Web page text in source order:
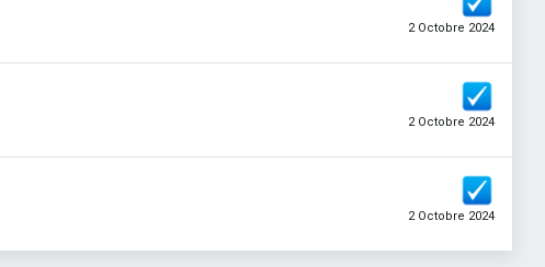
2 Octobre 2024
2 Octobre 2024
2 Octobre 2024